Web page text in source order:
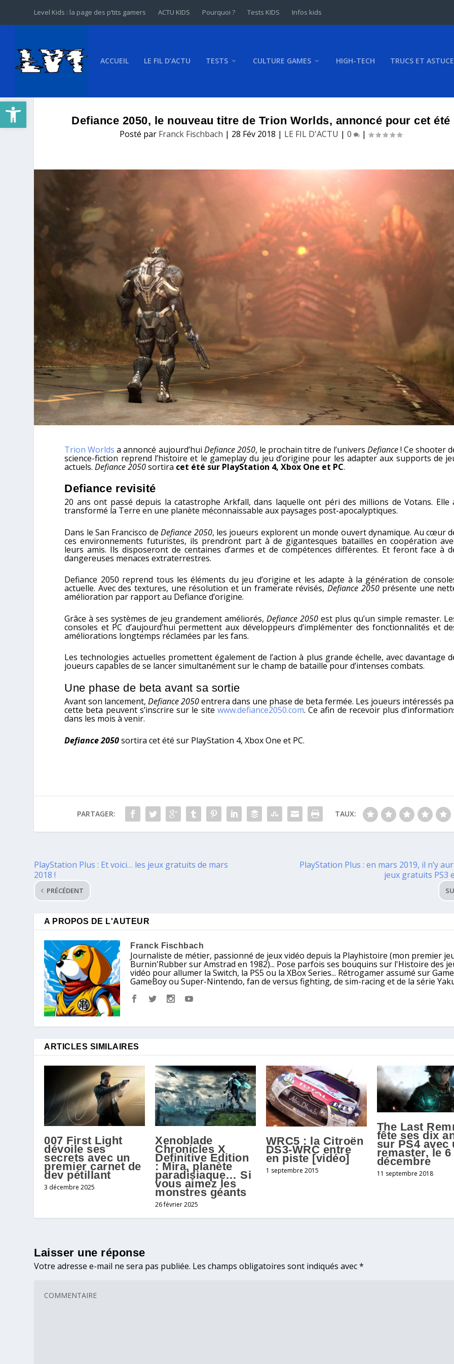
Ouvrir la barre d’outils
Level Kids : la page des p’tits gamers ACTU KIDS Pourquoi ? Tests KIDS Infos kids
ACCUEIL LE FIL D’ACTU TESTS CULTURE GAMES HIGH-TECH TRUCS ET
Defiance 2050, le nouveau titre de Trion Worlds, annoncé pour cet été
Posté par Franck Fischbach | 28 Fév 2018 | LE FIL D'ACTU |0 |
Trion Worlds a annoncé aujourd’hui Defiance 2050, le prochain titre de l’universDefiance! Ce shooter
science-fiction reprend l’histoire et le gameplay du jeu d’origine pour les adapter aux supports de
actuels.Defiance 2050sortira cet été sur PlayStation 4, Xbox One et PC.
Defiance revisité
20 ans ont passé depuis la catastrophe Arkfall, dans laquelle ont péri des millions de Votans. Elle
transformé la Terre en une planète méconnaissable aux paysages post-apocalyptiques.
Dans le San Francisco deDefiance 2050, les joueurs explorent un monde ouvert dynamique. Au cœur
ces environnements futuristes, ils prendront part à de gigantesques batailles en coopération
leurs amis. Ils disposeront de centaines d’armes et de compétences différentes. Et feront face à
dangereuses menaces extraterrestres.
Defiance 2050 reprend tous les éléments du jeu d’origine et les adapte à la génération de
actuelle. Avec des textures, une résolution et un framerate révisés,Defiance 2050présente une
amélioration par rapport au Defiance d’origine.
Grâce à ses systèmes de jeu grandement améliorés,Defiance 2050 est plus qu’un simple remaster.
consoles et PC d’aujourd’hui permettent aux développeurs d’implémenter des fonctionnalités et
améliorations longtemps réclamées par les fans.
Les technologies actuelles promettent également de l’action à plus grande échelle, avec davantage
joueurs capables de se lancer simultanément sur le champ de bataille pour d’intenses combats.
Une phase de beta avant sa sortie
Avant son lancement, Defiance 2050entrera dans une phase de beta fermée. Les joueurs intéressés
cette beta peuvent s’inscrire sur le site www.defiance2050.com. Ce afin de recevoir plus
dans les mois à venir.
Defiance 2050sortira cet été sur PlayStation 4, Xbox One et PC.
PARTAGER: TAUX:
PlayStation Plus : Et voici… les jeux gratuits de mars
2018 !
PRÉCÉDENT
PlayStation Plus : en mars 2019, il n’y
jeux gratuits PS3
A PROPOS DE L'AUTEUR
Franck Fischbach
Journaliste de métier, passionné de jeux vidéo depuis la Playhistoire (mon premier
Burnin'Rubber sur Amstrad en 1982)... Pose parfois ses bouquins sur l'Histoire des
vidéo pour allumer la Switch, la PS5 ou la XBox Series... Rétrogamer assumé sur
GameBoy ou Super-Nintendo, fan de versus fighting, de sim-racing et de la série
ARTICLES SIMILAIRES
007 First Light
dévoile ses
secrets avec un
premier carnet de
dev pétillant
3 décembre 2025
Xenoblade
Chronicles X
Definitive Edition
: Mira, planète
paradisiaque… Si
vous aimez les
monstres géants
26 février 2025
WRC5 : la Citroën
DS3-WRC entre
en piste [vidéo]
1 septembre 2015
The Last
fête ses dix
sur PS4 avec
remaster, le 6
décembre
11 septembre 2018
Laisser une réponse
Votre adresse e-mail ne sera pas publiée. Les champs obligatoires sont indiqués avec*